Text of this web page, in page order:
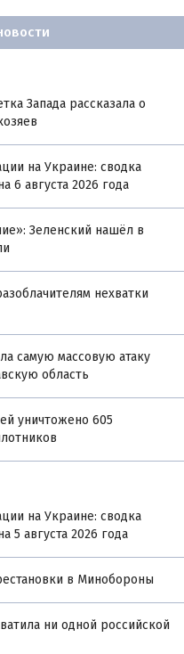
Запада рассказала о
на Украине: сводка
6 августа 2026 года
Зеленский нашёл в
нехватки
самую массовую атаку
область
уничтожено 605
на Украине: сводка
августа 2026 года
в Минобороны
ни одной российской